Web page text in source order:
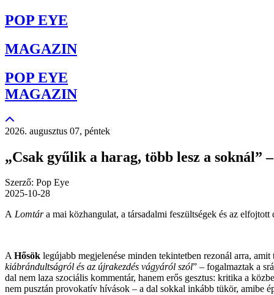
POP EYE
MAGAZIN
POP EYE
MAGAZIN
2026. augusztus 07, péntek
„Csak gyűlik a harag, több lesz a
Szerző: Pop Eye
2025-10-28
A Lomtára mai közhangulat, a társadalmi feszültségek és az elfojtott
AHősök legújabb megjelenése minden tekintetben rezonál arra,
kiábrándultságról és az újrakezdés vágyáról szól” – fogalmaztak a
dal nem laza szociális kommentár, hanem erős gesztus: kritika a
nem pusztán provokatív hívások – a dal sokkal inkább tükör, amibe